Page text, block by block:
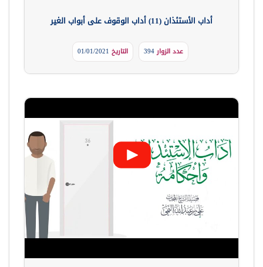
أداب الأستئذان (11) أداب الوقوف على أبواب الغير
عدد الزوار394 التاريخ